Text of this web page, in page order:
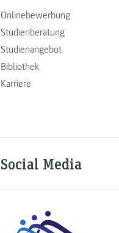
Onlinebewerbung
Studienberatung
Studienangebot
Bibliothek
Karriere
Social Media